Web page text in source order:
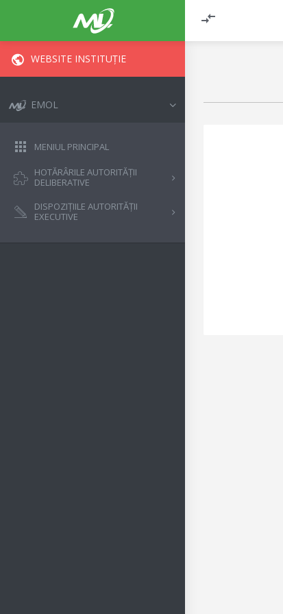
WEBSITE INSTITUȚIE
EMOL
MENIUL PRINCIPAL
HOTĂRÂRILE AUTORITĂȚII
DELIBERATIVE
DISPOZIȚIILE AUTORITĂȚII
EXECUTIVE